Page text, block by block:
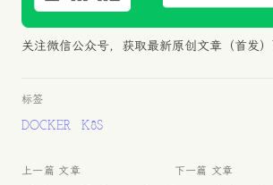
关注微信公众号，获取最新原创文章（首发）
标签
DOCKER K8S
上一篇 文章 下一篇 文章